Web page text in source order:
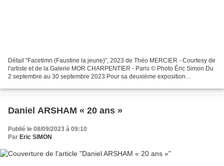
Détail "Facetimn (Faustine la jeune)", 2023 de Théo MERCIER - Courtesy de
l'artiste et de la Galerie MOR CHARPENTIER - Paris © Photo Éric Simon Du
2 septembre au 30 septembre 2023 Pour sa deuxième exposition
Daniel ARSHAM « 20 ans »
Publié le 08/09/2023 à 09:10
Par Eric SIMON